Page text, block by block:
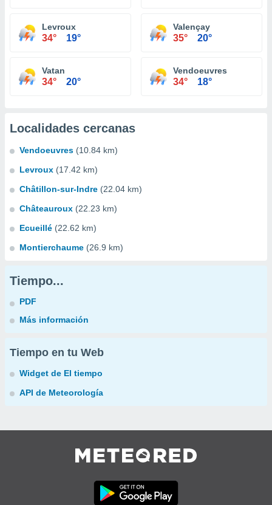
Levroux
34° 19°
Valençay
35° 20°
Vatan
34° 20°
Vendoeuvres
34° 18°
Localidades cercanas
Vendoeuvres (10.84 km)
Levroux (17.42 km)
Châtillon-sur-Indre (22.04 km)
Châteauroux (22.23 km)
Ecueillé (22.62 km)
Montierchaume (26.9 km)
Tiempo...
PDF
Más información
Tiempo en tu Web
Widget de El tiempo
API de Meteorología